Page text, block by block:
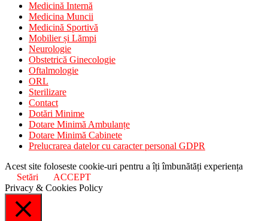
Medicină Internă
Medicina Muncii
Medicină Sportivă
Mobilier și Lămpi
Neurologie
Obstetrică Ginecologie
Oftalmologie
ORL
Sterilizare
Contact
Dotări Minime
Dotare Minimă Ambulanțe
Dotare Minimă Cabinete
Prelucrarea datelor cu caracter personal GDPR
Acest site foloseste cookie-uri pentru a îți îmbunătăți experiența
Setări
ACCEPT
Privacy & Cookies Policy